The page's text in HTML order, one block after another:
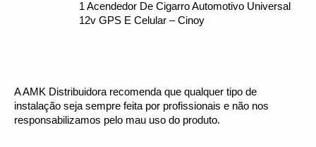
1 Acendedor De Cigarro Automotivo Universal
12v GPS E Celular – Cinoy
A AMK Distribuidora recomenda que qualquer tipo de
instalação seja sempre feita por profissionais e não nos
responsabilizamos pelo mau uso do produto.